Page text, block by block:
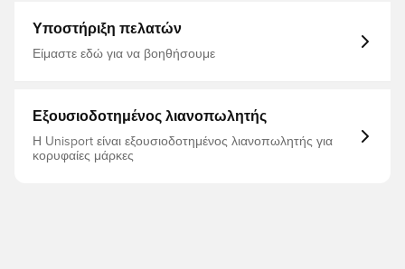
Υποστήριξη πελατών
Είμαστε εδώ για να βοηθήσουμε
Εξουσιοδοτημένος λιανοπωλητής
Η Unisport είναι εξουσιοδοτημένος λιανοπωλητής για
κορυφαίες μάρκες